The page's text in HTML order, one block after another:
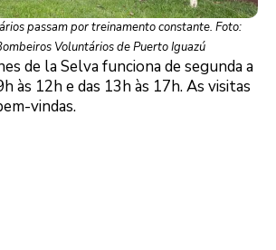
passam por treinamento constante. Foto:
Voluntários de Puerto Iguazú
de la Selva funciona de segunda a
às 12h e das 13h às 17h. As visitas
vindas.